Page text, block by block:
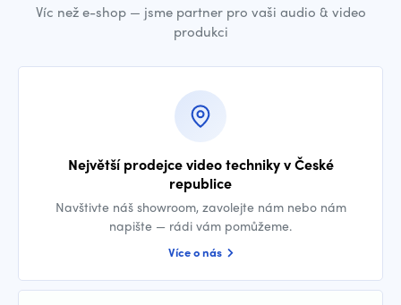
Víc než e-shop — jsme partner pro vaši audio & video
produkci
Největší prodejce video techniky v České
republice
Navštivte náš showroom, zavolejte nám nebo nám
napište — rádi vám pomůžeme.
Více o nás